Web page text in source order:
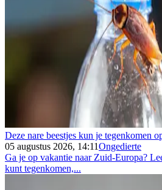
Deze nare beestjes kun je tegenkomen
05 augustus 2026, 14:11Ongedierte
Ga je op vakantie naar Zuid-Europa?
kunt tegenkomen,...